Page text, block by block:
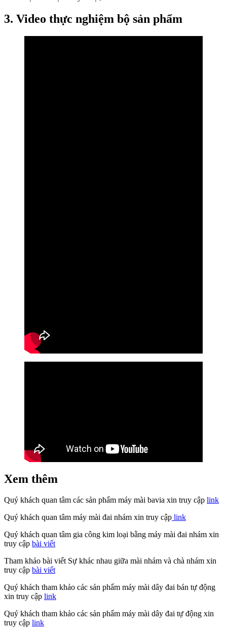
3. Video thực nghiệm bộ sản phẩm
Xem thêm
Quý khách quan tâm các sản phẩm máy mài bavia xin truy cập link
Quý khách quan tâm máy mài đai nhám xin truy cập link
Quý khách quan tâm gia công kim loại bằng máy mài đai nhám xin
truy cập bài viết
Tham khảo bài viết Sự khác nhau giữa mài nhám và chà nhám xin
truy cập bài viết
Quý khách tham khảo các sản phẩm máy mài dây đai bán tự động
xin truy cập link
Quý khách tham khảo các sản phẩm máy mài dây đai tự động xin
truy cập link